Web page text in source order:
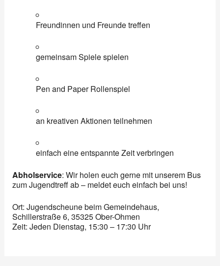
Freundinnen und Freunde treffen
gemeinsam Spiele spielen
Pen and Paper Rollenspiel
an kreativen Aktionen teilnehmen
einfach eine entspannte Zeit verbringen
Abholservice: Wir holen euch gerne mit unserem Bus
zum Jugendtreff ab – meldet euch einfach bei uns!
Ort: Jugendscheune beim Gemeindehaus,
Schillerstraße 6, 35325 Ober-Ohmen
Zeit: Jeden Dienstag, 15:30 – 17:30 Uhr